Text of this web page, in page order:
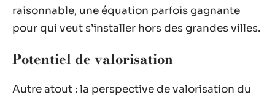
raisonnable, une équation parfois gagnante
pour qui veut s’installer hors des grandes villes.
Potentiel de valorisation
Autre atout : la perspective de valorisation du